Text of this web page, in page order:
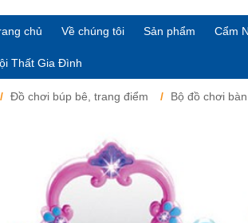
chủ Về chúng tôi Sản phẩm Cẩm
Thất Gia Đình
Đồ chơi búp bê, trang điểm Bộ đồ chơi